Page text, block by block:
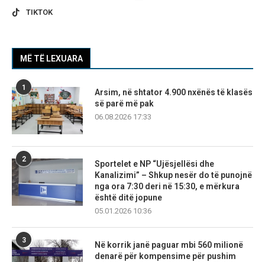
TIKTOK
MË TË LEXUARA
1
Arsim, në shtator 4.900 nxënës të klasës
së parë më pak
06.08.2026 17:33
2
Sportelet e NP “Ujësjellësi dhe
Kanalizimi” – Shkup nesër do të punojnë
nga ora 7:30 deri në 15:30, e mërkura
është ditë jopune
05.01.2026 10:36
3
Në korrik janë paguar mbi 560 milionë
denarë për kompensime për pushim